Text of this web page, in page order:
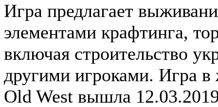
Игра предлагает
элементами крафтинга,
включая строительство
другими игроками. Игра
Old West вышла